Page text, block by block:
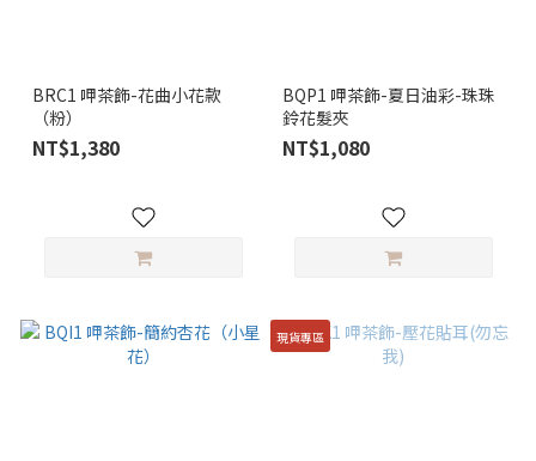
BRC1 呷茶飾-花曲小花款
（粉）
NT$1,380
BQP1 呷茶飾-夏日油彩-珠珠
鈴花髮夾
NT$1,080
現貨專區